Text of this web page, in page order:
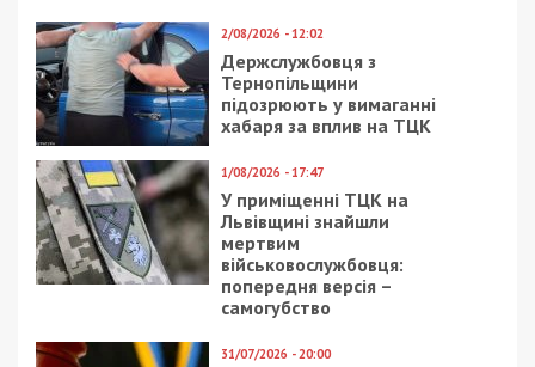
2/08/2026 - 12:02
Держслужбовця з
Тернопільщини
підозрюють у вимаганні
хабаря за вплив на ТЦК
1/08/2026 - 17:47
У приміщенні ТЦК на
Львівщині знайшли
мертвим
військовослужбовця:
попередня версія –
самогубство
31/07/2026 - 20:00